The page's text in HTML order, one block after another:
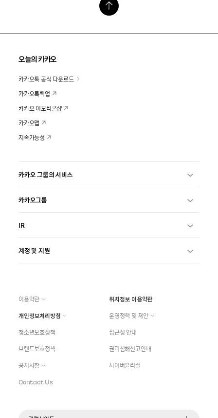
오늘의 카카오
카카오톡 공식 다운로드
카카오톡백업
카카오 이모티콘샵
카카오맵
지속가능성
카카오 그룹의 서비스
카카오그룹
IR
계정 및 지원
이용약관
위치정보 이용약관
개인정보처리방침
운영정책 및 제안
청소년보호정책
접근성 안내
브랜드보호정책
권리침해신고안내
공지사항
사이버윤리실
Contact Us